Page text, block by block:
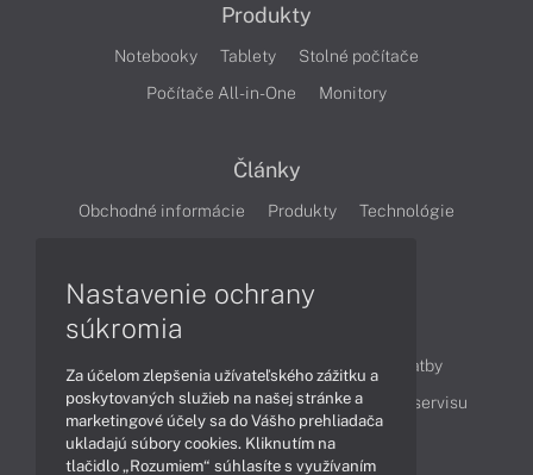
Produkty
Notebooky Tablety
Stolné počítače
Počítače All-in-One
Monitory
Články
Obchodné informácie Produkty
Technológie
Ako nakupovať
Možnosti doručenia a platby
Podpora a servis
Servisné služby Cenník servisu
Nastavenie ochrany
súkromia
Za účelom zlepšenia užívateľského zážitku a
poskytovaných služieb na našej stránke a
marketingové účely sa do Vášho prehliadača
ukladajú súbory cookies. Kliknutím na
tlačidlo „Rozumiem“ súhlasíte s využívaním